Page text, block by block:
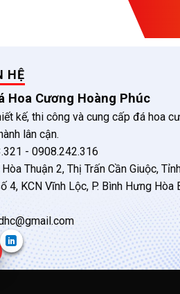
HỆ
Hoa Cương Hoàng Phúc
kế, thi công và cung cấp đá hoa
lân cận.
- 0908.242.316
Thuận 2, Thị Trấn Cần Giuộc,
KCN Vĩnh Lộc, P. Bình Hưng Hòa